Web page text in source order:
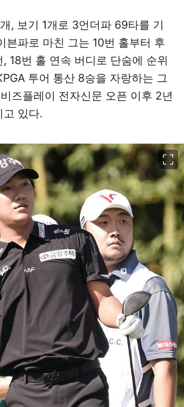
, 보기 1개로 3언더파 69타를 기
븐파로 마친 그는 10번 홀부터 후
, 18번 홀 연속 버디로 단숨에 순위
투어 통산 8승을 자랑하는 그
즈플레이 전자신문 오픈 이후 2년
고 있다.